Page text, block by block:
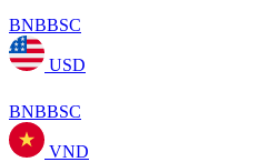
BNBBSC
USD
BNBBSC
VND